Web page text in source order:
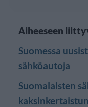
Aiheeseen
Suomessa
sähköautoja
Suomalaisten